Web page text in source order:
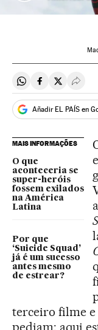
Compartir en
Compartir en
Añadir EL PAÍS en
MAIS INFORMAÇÕES
O que
aconteceria se
super-heróis
fossem exilados
na América
Latina
Por que
‘Suicide Squad’
já é um sucesso
antes mesmo
de estrear?
terceiro filme e
pediam: aqui